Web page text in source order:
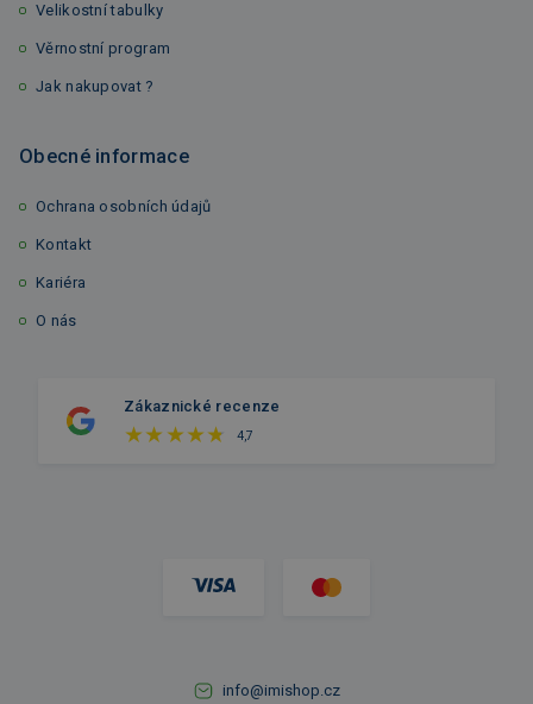
Velikostní tabulky
Věrnostní program
Jak nakupovat ?
Obecné informace
Ochrana osobních údajů
Kontakt
Kariéra
O nás
Zákaznické recenze
4,7
info@imishop.cz